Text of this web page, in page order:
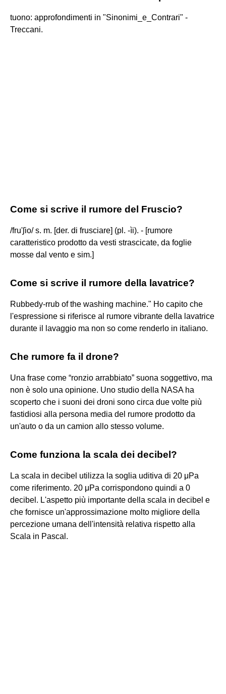
tuono: approfondimenti in "Sinonimi_e_Contrari" -
Treccani.
Come si scrive il rumore del Fruscio?
/fru'ʃio/ s. m. [der. di frusciare] (pl. -ìi). - [rumore
caratteristico prodotto da vesti strascicate, da foglie
mosse dal vento e sim.]
Come si scrive il rumore della lavatrice?
Rubbedy-rrub of the washing machine." Ho capito che
l'espressione si riferisce al rumore vibrante della lavatrice
durante il lavaggio ma non so come renderlo in italiano.
Che rumore fa il drone?
Una frase come “ronzio arrabbiato” suona soggettivo, ma
non è solo una opinione. Uno studio della NASA ha
scoperto che i suoni dei droni sono circa due volte più
fastidiosi alla persona media del rumore prodotto da
un'auto o da un camion allo stesso volume.
Come funziona la scala dei decibel?
La scala in decibel utilizza la soglia uditiva di 20 μPa
come riferimento. 20 μPa corrispondono quindi a 0
decibel. L'aspetto più importante della scala in decibel e
che fornisce un'approssimazione molto migliore della
percezione umana dell'intensità relativa rispetto alla
Scala in Pascal.